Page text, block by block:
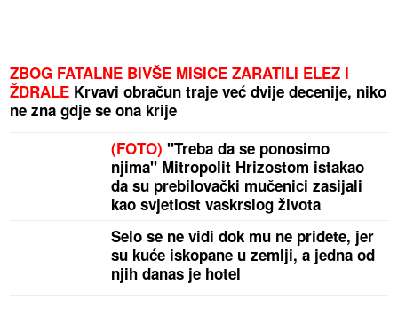
ZBOG FATALNE BIVŠE MISICE ZARATILI ELEZ I
ŽDRALE Krvavi obračun traje već dvije decenije, niko
ne zna gdje se ona krije
(FOTO) "Treba da se ponosimo
njima" Mitropolit Hrizostom istakao
da su prebilovački mučenici zasijali
kao svjetlost vaskrslog života
Selo se ne vidi dok mu ne priđete, jer
su kuće iskopane u zemlji, a jedna od
njih danas je hotel